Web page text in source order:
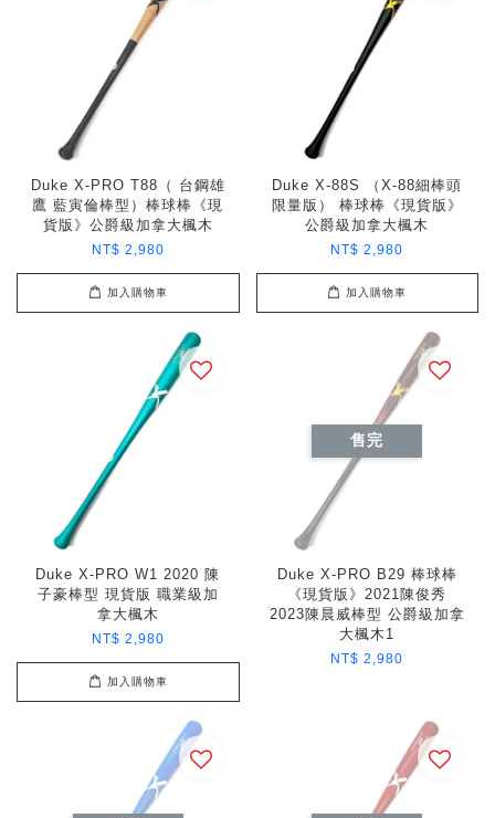
Duke X-PRO T88（ 台鋼雄
鷹 藍寅倫棒型）棒球棒《現
貨版》公爵級加拿大楓木
NT$ 2,980
加入購物車
Duke X-88S （X-88細棒頭
限量版） 棒球棒《現貨版》
公爵級加拿大楓木
NT$ 2,980
加入購物車
Duke X-PRO W1 2020 陳
子豪棒型 現貨版 職業級加
拿大楓木
NT$ 2,980
加入購物車
售完
Duke X-PRO B29 棒球棒
《現貨版》2021陳俊秀
2023陳晨威棒型 公爵級加拿
大楓木1
NT$ 2,980